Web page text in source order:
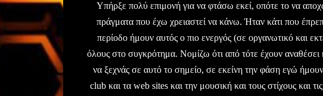
Υπήρξε πολύ επιμονή για να φτάσω εκεί, οπότε το να
πράγματα που έχω χρειαστεί να κάνω. Ήταν κάτι που
περίοδο ήμουν αυτός ο πιο ενεργός (σε οργανωτικό και
όλους στο συγκρότημα. Νομίζω ότι από τότε έχουν αναθέσει
να ξεχνάς σε αυτό το σημείο, σε εκείνη την φάση εγώ
club και τα web sites και την μουσική και τους στίχους και